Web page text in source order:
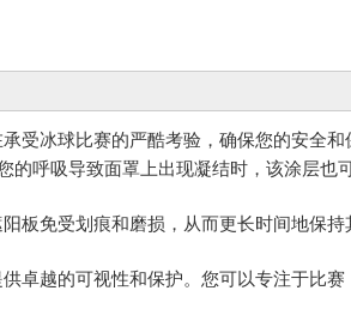
受冰球比赛的严酷考验，确保您的安全和
的呼吸导致面罩上出现凝结时，该涂层也
板免受划痕和磨损，从而更长时间地保持
卓越的可视性和保护。您可以专注于比赛